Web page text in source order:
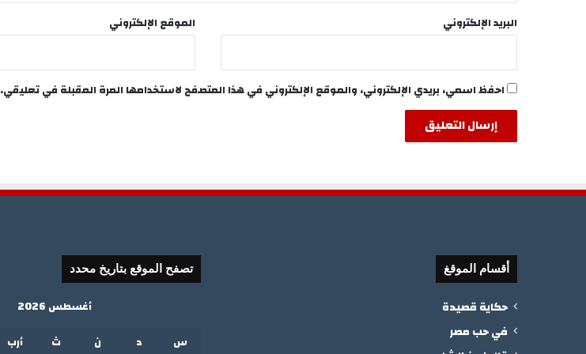
البريد الإلكتروني الموقع الإلكتروني
احفظ اسمي، بريدي الإلكتروني، والموقع الإلكتروني في هذا المتصفح لاستخدامها المرة المقبلة في تعليقي.
أقسام الموقغ
حكاية قصيدة
في حب مصر
تصفح الموقع بتاريخ محدد
أغسطس 2026
س
د ن ث أرب